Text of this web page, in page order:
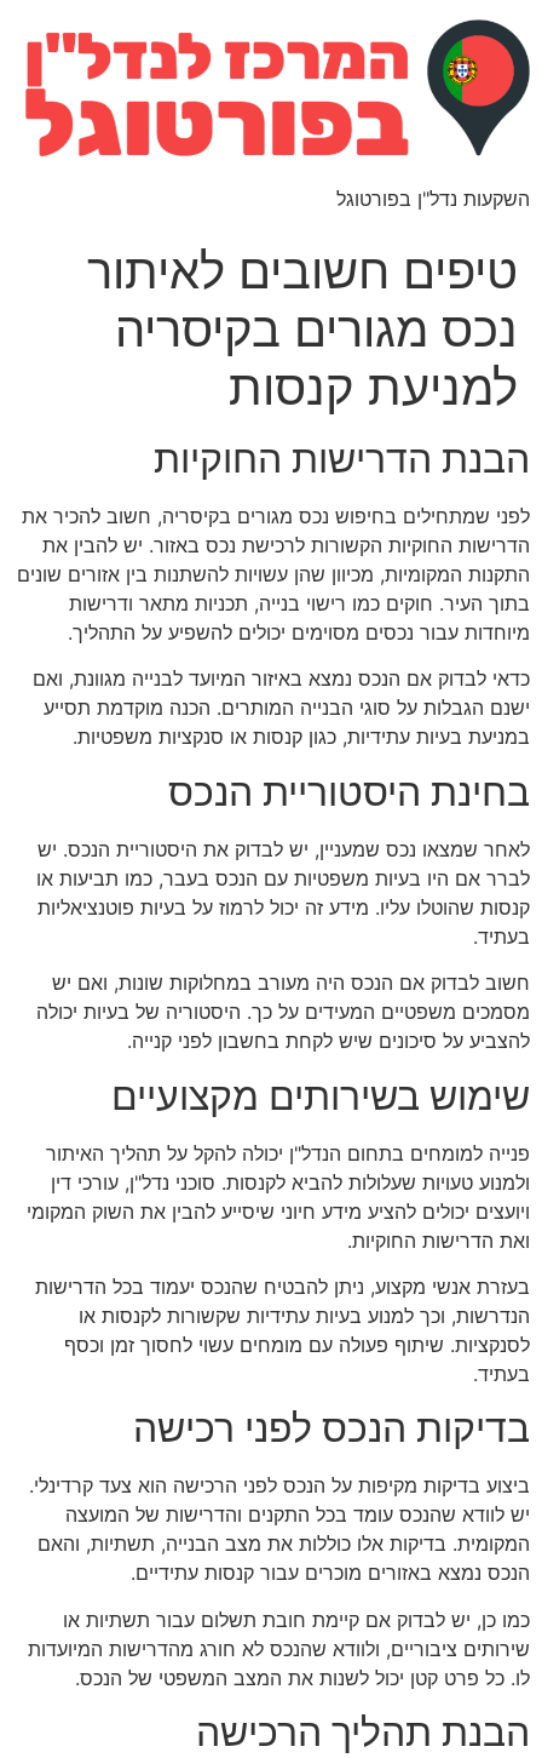
השקעות נדל"ן בפורטוגל
טיפים חשובים לאיתור
נכס מגורים בקיסריה
למניעת קנסות
הבנת הדרישות החוקיות
לפני שמתחילים בחיפוש נכס מגורים בקיסריה, חשוב להכיר את
הדרישות החוקיות הקשורות לרכישת נכס באזור. יש להבין את
התקנות המקומיות, מכיוון שהן עשויות להשתנות בין אזורים שונים
בתוך העיר. חוקים כמו רישוי בנייה, תכניות מתאר ודרישות
מיוחדות עבור נכסים מסוימים יכולים להשפיע על התהליך.
כדאי לבדוק אם הנכס נמצא באיזור המיועד לבנייה מגוונת, ואם
ישנם הגבלות על סוגי הבנייה המותרים. הכנה מוקדמת תסייע
במניעת בעיות עתידיות, כגון קנסות או סנקציות משפטיות.
בחינת היסטוריית הנכס
לאחר שמצאו נכס שמעניין, יש לבדוק את היסטוריית הנכס. יש
לברר אם היו בעיות משפטיות עם הנכס בעבר, כמו תביעות או
קנסות שהוטלו עליו. מידע זה יכול לרמוז על בעיות פוטנציאליות
בעתיד.
חשוב לבדוק אם הנכס היה מעורב במחלוקות שונות, ואם יש
מסמכים משפטיים המעידים על כך. היסטוריה של בעיות יכולה
להצביע על סיכונים שיש לקחת בחשבון לפני קנייה.
שימוש בשירותים מקצועיים
פנייה למומחים בתחום הנדל"ן יכולה להקל על תהליך האיתור
ולמנוע טעויות שעלולות להביא לקנסות. סוכני נדל"ן, עורכי דין
ויועצים יכולים להציע מידע חיוני שיסייע להבין את השוק המקומי
ואת הדרישות החוקיות.
בעזרת אנשי מקצוע, ניתן להבטיח שהנכס יעמוד בכל הדרישות
הנדרשות, וכך למנוע בעיות עתידיות שקשורות לקנסות או
לסנקציות. שיתוף פעולה עם מומחים עשוי לחסוך זמן וכסף
בעתיד.
בדיקות הנכס לפני רכישה
ביצוע בדיקות מקיפות על הנכס לפני הרכישה הוא צעד קרדינלי.
יש לוודא שהנכס עומד בכל התקנים והדרישות של המועצה
המקומית. בדיקות אלו כוללות את מצב הבנייה, תשתיות, והאם
הנכס נמצא באזורים מוכרים עבור קנסות עתידיים.
כמו כן, יש לבדוק אם קיימת חובת תשלום עבור תשתיות או
שירותים ציבוריים, ולוודא שהנכס לא חורג מהדרישות המיועדות
לו. כל פרט קטן יכול לשנות את המצב המשפטי של הנכס.
הבנת תהליך הרכישה